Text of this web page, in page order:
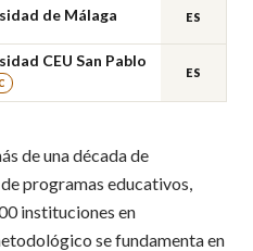
de Málaga ES
CEU San Pablo
ES
de una década de
programas educativos,
instituciones en
se fundamenta en